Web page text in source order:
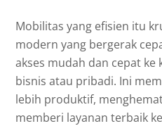
Mobilitas yang efisien itu
modern yang bergerak
akses mudah dan cepat
bisnis atau pribadi. Ini
lebih produktif,
memberi layanan terbaik